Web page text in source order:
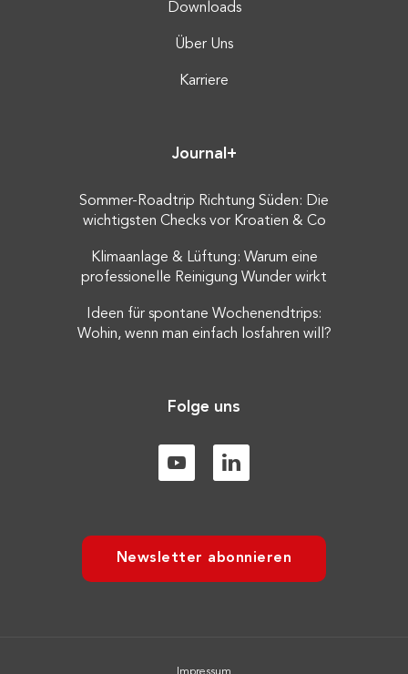
Downloads
Über Uns
Karriere
Journal+
Sommer-Roadtrip Richtung Süden: Die
wichtigsten Checks vor Kroatien & Co
Klimaanlage & Lüftung: Warum eine
professionelle Reinigung Wunder wirkt
Ideen für spontane Wochenendtrips:
Wohin, wenn man einfach losfahren will?
Folge uns
Newsletter abonnieren